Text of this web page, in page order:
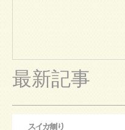
最新記事
スイカ割り